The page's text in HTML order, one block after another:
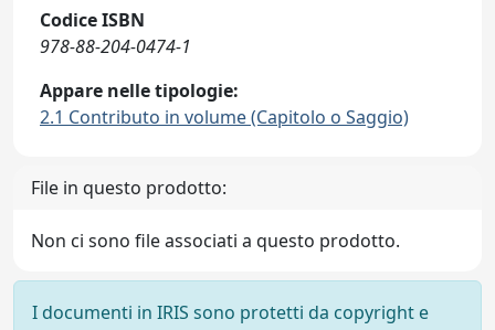
Codice ISBN
978-88-204-0474-1
Appare nelle tipologie:
2.1 Contributo in volume (Capitolo o Saggio)
File in questo prodotto:
Non ci sono file associati a questo prodotto.
I documenti in IRIS sono protetti da copyright e